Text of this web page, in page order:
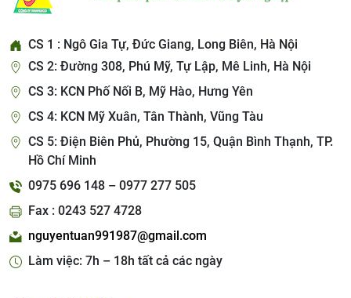
CS 1 : Ngô Gia Tự, Đức Giang, Long Biên, Hà Nội
CS 2: Đường 308, Phú Mỹ, Tự Lập, Mê Linh, Hà Nội
CS 3: KCN Phố Nối B, Mỹ Hào, Hưng Yên
CS 4: KCN Mỹ Xuân, Tân Thành, Vũng Tàu
CS 5: Điện Biên Phủ, Phường 15, Quận Bình Thạnh, TP.
Hồ Chí Minh
0975 696 148 – 0977 277 505
Fax : 0243 527 4728
nguyentuan991987@gmail.com
Làm việc: 7h – 18h tất cả các ngày